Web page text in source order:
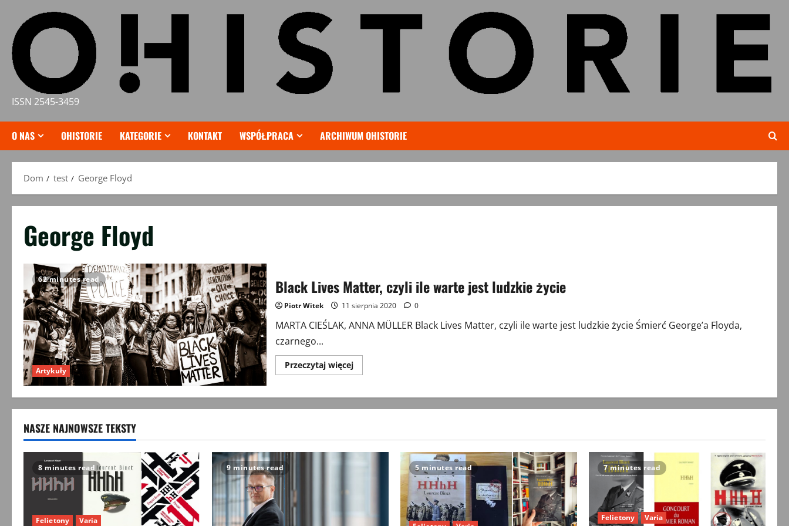
treści
ISSN 2545-3459
O NAS OHISTORIE KATEGORIE KONTAKT WSPÓŁPRACA ARCHIWUM OHISTORIE
Dom test George Floyd
George Floyd
62 minutes read
Artykuły
Black Lives Matter, czyli ile warte jest ludzkie życie
Piotr Witek 11 sierpnia 2020 0
MARTA CIEŚLAK, ANNA MÜLLER Black Lives Matter, czyli ile warte jest ludzkie życie Śmierć George’a Floyda,
czarnego...
Przeczytaj więcejPrzeczytaj
więcej
Lives
jest
życie
NASZE NAJNOWSZE TEKSTY
8 minutes read
Felietony Varia
9 minutes read 5 minutes read 7 minutes read
Felietony Varia